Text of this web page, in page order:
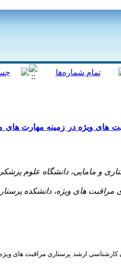
های ویژه در زمینه مهارت های
و مامایی، دانشگاه علوم پزشکی
های ویژه، دانشکده
ارشد پرستاری مراقبت های ویژه